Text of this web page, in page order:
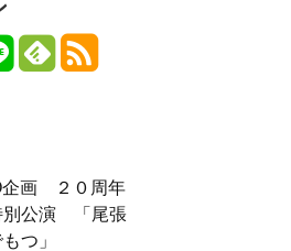
企画 ２０周年
公演 「尾張
つ」